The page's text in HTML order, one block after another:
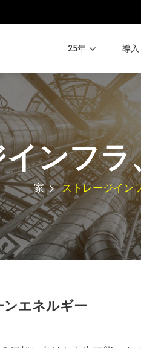
25年 導入
ンフ
家 ストレージイン
エネルギー